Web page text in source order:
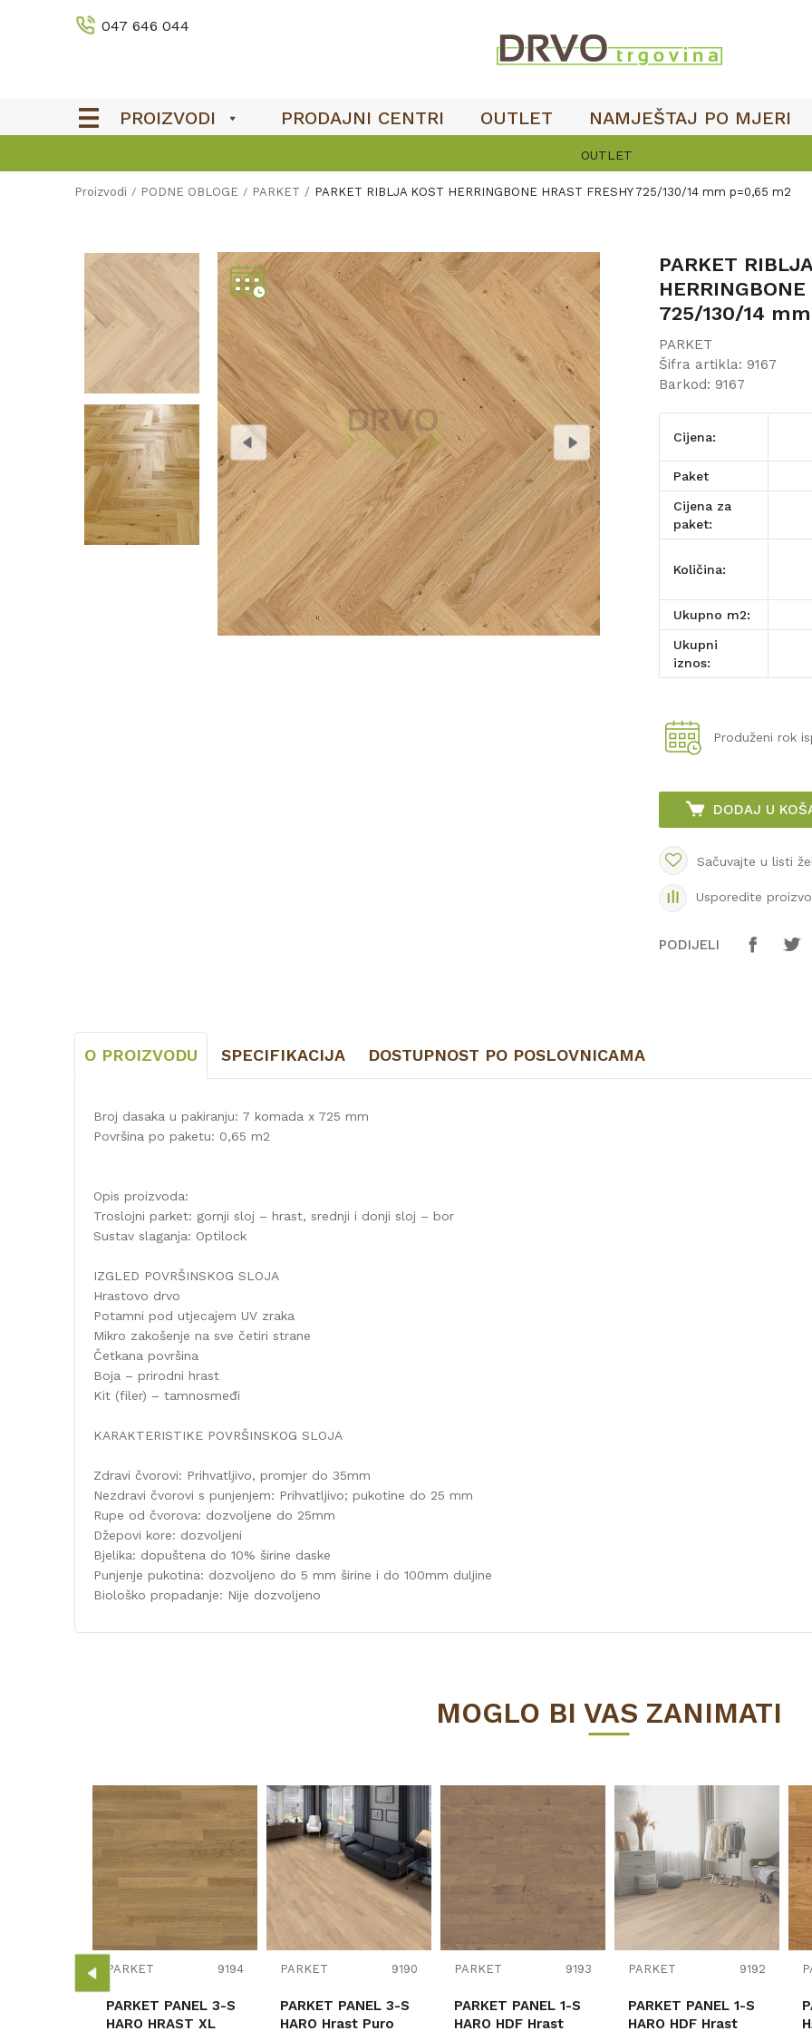
047 646 044
PROIZVODI PRODAJNI CENTRI OUTLET NAMJEŠTAJ PO MJERI
OUTLET
Proizvodi PODNE OBLOGE PARKET PARKET RIBLJA KOST HERRINGBONE HRAST FRESHY 725/130/14 mm p=0,65 m2
PARKET
725/130/14
PARKET
Šifra artikla: 9167
Barkod: 9167
Cijena:
paket
Cijena za
paket:
Količina:
Ukupno m2:
Ukupni
iznos:
Produženi rok
DODAJ U
Sačuvajte u listi
Usporedite
PODIJELI
O PROIZVODU SPECIFIKACIJA DOSTUPNOST PO POSLOVNICAMA
Broj dasaka u pakiranju: 7 komada x 725 mm
Površina po paketu: 0,65 m2
Opis proizvoda:
Troslojni parket: gornji sloj – hrast, srednji i donji sloj – bor
Sustav slaganja: Optilock
IZGLED POVRŠINSKOG SLOJA
Hrastovo drvo
Potamni pod utjecajem UV zraka
Mikro zakošenje na sve četiri strane
Četkana površina
Boja – prirodni hrast
Kit (filer) – tamnosmeđi
KARAKTERISTIKE POVRŠINSKOG SLOJA
Zdravi čvorovi: Prihvatljivo, promjer do 35mm
Nezdravi čvorovi s punjenjem: Prihvatljivo; pukotine do 25 mm
Rupe od čvorova: dozvoljene do 25mm
Džepovi kore: dozvoljeni
Bjelika: dopuštena do 10% širine daske
Punjenje pukotina: dozvoljeno do 5 mm širine i do 100mm duljine
Biološko propadanje: Nije dozvoljeno
Drvo
Dužina (mm)
725
Širina (mm)
130
Naziv proizvođača
BARLINEK S.A.
MOGLO BI VAS ZANIMATI
PARKET 9194
PARKET PANEL 3-S
HARO HRAST XL
PARKET 9190
PARKET PANEL 3-S
HARO Hrast Puro
PARKET 9193
PARKET PANEL 1-S
HARO HDF Hrast
PARKET 9192
PARKET PANEL 1-S
HARO HDF Hrast